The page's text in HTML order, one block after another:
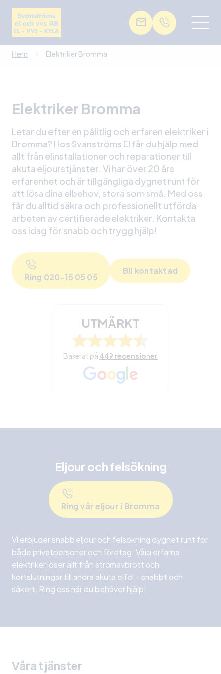
Hem Elektriker Bromma
Elektriker Bromma
Letar du efter en pålitlig och erfaren elektriker i
Bromma? Hos Svanströms El får du hjälp med
allt från elinstallationer och reparationer till
akuta eljourstjänster. Vi har över 20 års
erfarenhet och är tillgängliga dygnet runt för
att lösa dina elbehov, stora som små. Med oss
får du alltid säkra och professionellt utförda
arbeten av certifierade elektriker. Kontakta
oss idag för snabb och trygg hjälp!
Ring 020-15 05 05
Bli kontaktad
UTMÄRKT
Baserat på 449 recensioner
Eljour och felsökning
Ring vår eljour i Bromma
Vi erbjuder snabb eljour och felsökning dygnet runt för
både privatpersoner och företag. Våra erfarna
elektriker löser allt från strömavbrott och
kortslutningar till andra akuta elfel – snabbt och
säkert. Ring oss när du behöver hjälp!
Våra tjänster